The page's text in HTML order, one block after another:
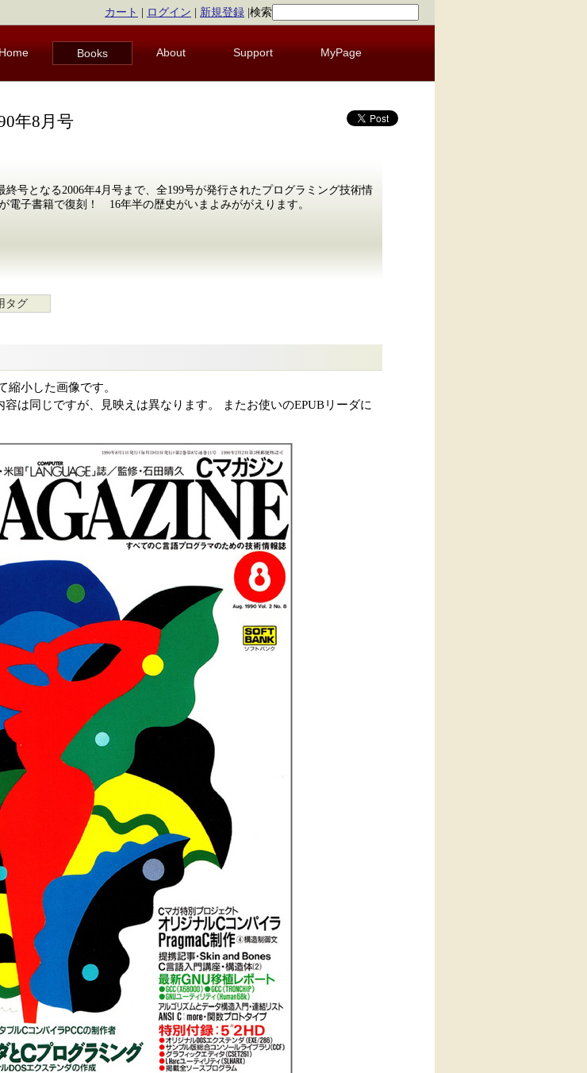
カート ログイン 新規登録 検索
Home Books About Support MyPage
年8月号
終号となる2006年4月号まで、全199号が発行されたプログラミング技術情
電子書籍で復刻！ 16年半の歴史がいまよみががえります。
タグ
縮小した画像です。
は同じですが、見映えは異なります。 またお使いのEPUBリーダに